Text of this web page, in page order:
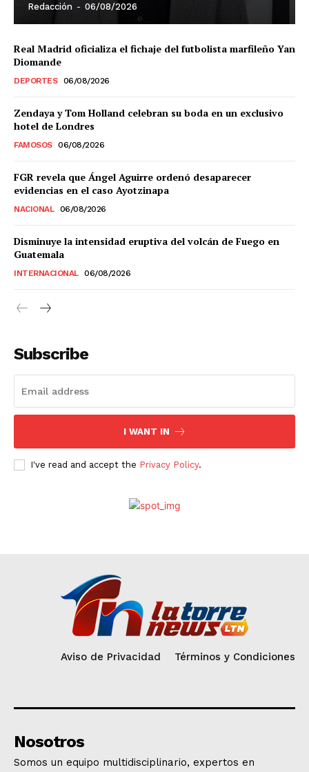
Redacción - 06/08/2026
Real Madrid oficializa el fichaje del futbolista marfileño Yan
Diomande
DEPORTES 06/08/2026
Zendaya y Tom Holland celebran su boda en un exclusivo
hotel de Londres
FAMOSOS 06/08/2026
FGR revela que Ángel Aguirre ordenó desaparecer
evidencias en el caso Ayotzinapa
NACIONAL 06/08/2026
Disminuye la intensidad eruptiva del volcán de Fuego en
Guatemala
INTERNACIONAL 06/08/2026
Subscribe
I WANT IN
I've read and accept the Privacy Policy.
Aviso de Privacidad Términos y Condiciones
Nosotros
Somos un equipo multidisciplinario, expertos en